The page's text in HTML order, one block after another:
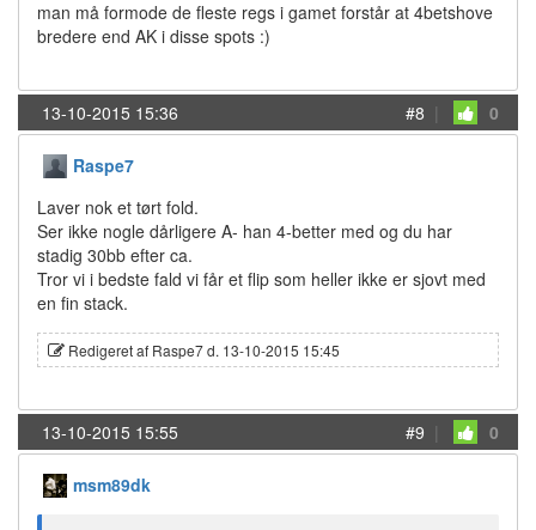
man må formode de fleste regs i gamet forstår at 4betshove
bredere end AK i disse spots :)
13-10-2015 15:36 #8 | 0
Raspe7
Laver nok et tørt fold.
Ser ikke nogle dårligere A- han 4-better med og du har
stadig 30bb efter ca.
Tror vi i bedste fald vi får et flip som heller ikke er sjovt med
en fin stack.
Redigeret af Raspe7 d. 13-10-2015 15:45
13-10-2015 15:55 #9 | 0
msm89dk